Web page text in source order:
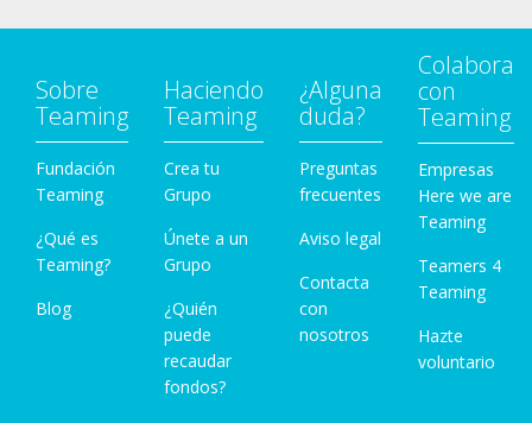
Sobre
Teaming
Fundación
Teaming
¿Qué es
Teaming?
Blog
Haciendo
Teaming
Crea tu
Grupo
Únete a un
Grupo
¿Quién
puede
recaudar
fondos?
¿Alguna
duda?
Preguntas
frecuentes
Aviso legal
Contacta
con
nosotros
Colabora
con
Teaming
Empresas
Here we are
Teaming
Teamers 4
Teaming
Hazte
voluntario